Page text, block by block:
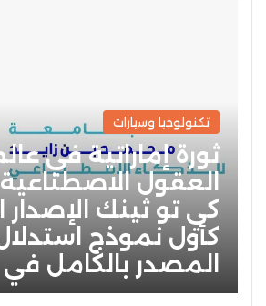
تكنولوجيا وسيارات
ثورة إماراتية في
العقول
كي تو ثينك الإصدار
كأول نموذج
المصدر بالكامل في